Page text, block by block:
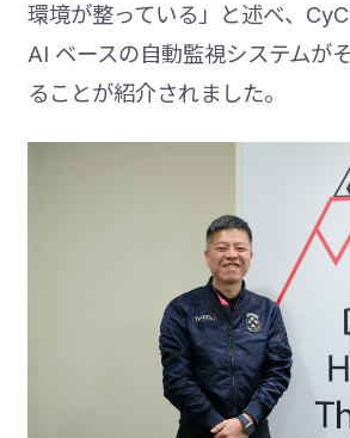
環境が整っている」と述べ、
AI ベースの自動監視システムが
ることが紹介されました。